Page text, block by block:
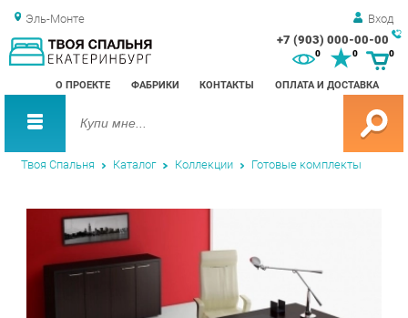
Эль-Монте Вход
+7 (903) 000-00-00
О ПРОЕКТЕ ФАБРИКИ КОНТАКТЫ ОПЛАТА И ДОСТАВКА
0 0
Твоя Спальня Каталог Коллекции Готовые комплекты